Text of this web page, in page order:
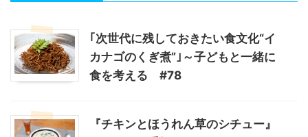
｢次世代に残しておきたい食文化“イ
カナゴのくぎ煮”｣～子どもと一緒に
食を考える #78
『チキンとほうれん草のシチュー』